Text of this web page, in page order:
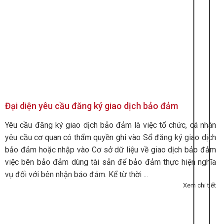
Đại diện yêu cầu đăng ký giao dịch bảo đảm
Yêu cầu đăng ký giao dịch bảo đảm là việc tổ chức, cá nhân
yêu cầu cơ quan có thẩm quyền ghi vào Sổ đăng ký giao dịch
bảo đảm hoặc nhập vào Cơ sở dữ liệu về giao dịch bảo đảm
việc bên bảo đảm dùng tài sản để bảo đảm thực hiện nghĩa
vụ đối với bên nhận bảo đảm. Kể từ thời ...
Xem chi tiết